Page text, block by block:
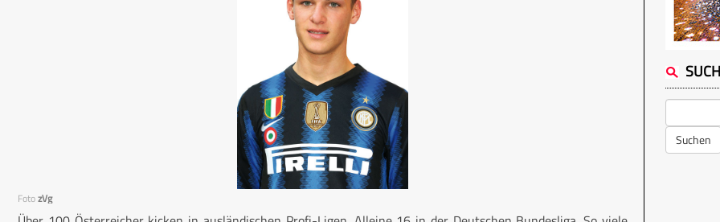
FotozVg
Suchen